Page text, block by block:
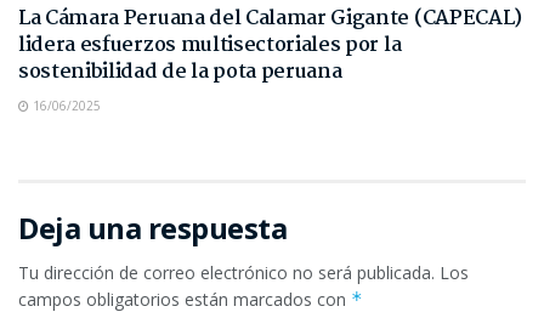
La Cámara Peruana del Calamar Gigante (CAPECAL)
lidera esfuerzos multisectoriales por la
sostenibilidad de la pota peruana
16/06/2025
Deja una respuesta
Tu dirección de correo electrónico no será publicada. Los
campos obligatorios están marcados con *